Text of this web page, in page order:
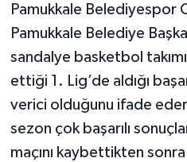
Pamukkale Belediyespor
Pamukkale Belediye
sandalye basketbol
ettiği 1. Lig’de aldığı
verici olduğunu ifade
sezon çok başarılı
maçını kaybettikten sonra